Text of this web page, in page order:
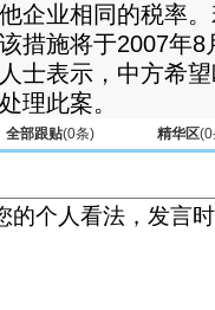
企业相同的税率
措施将于2007年8
表示，中方希望
理此案。
全部跟贴(0条) 精华区(0